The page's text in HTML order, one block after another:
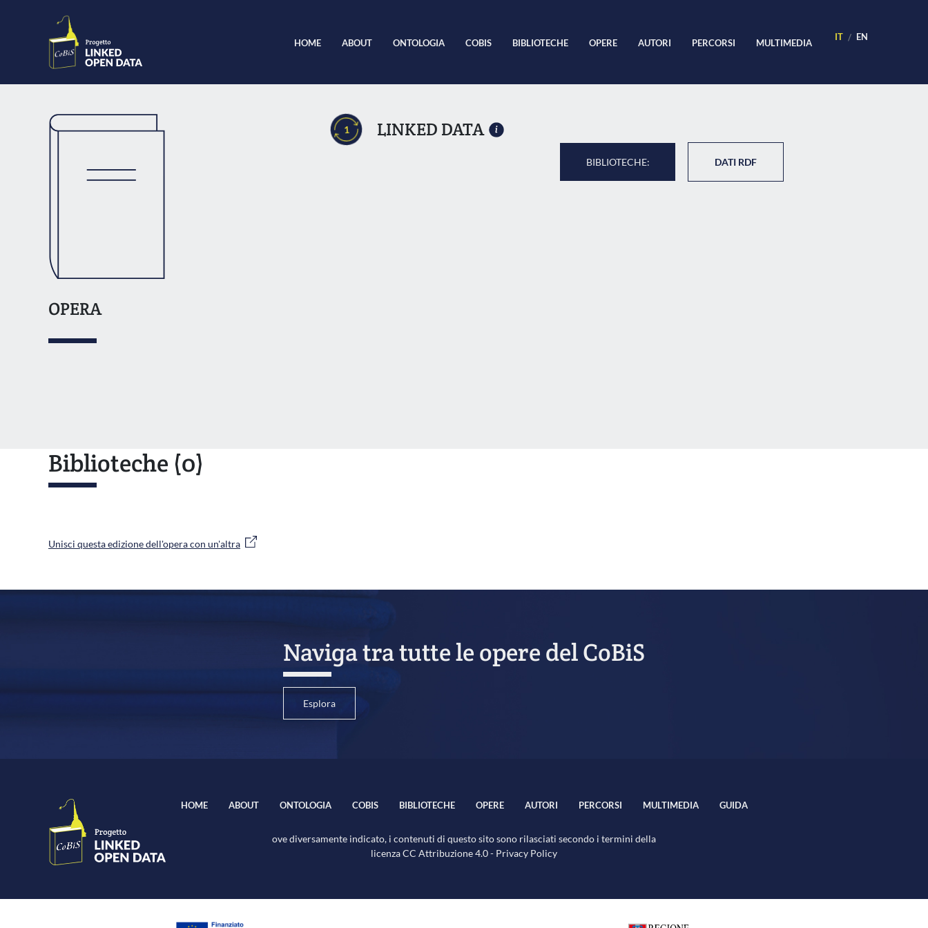
HOME ABOUT ONTOLOGIA COBIS BIBLIOTECHE OPERE AUTORI PERCORSI MULTIMEDIA IT EN
1 LINKED DATA
OPERA
BIBLIOTECHE: DATI RDF
Biblioteche (0)
Unisci questa edizione dell'opera con un'altra
Naviga tra tutte le opere del CoBiS
Esplora
HOME ABOUT ONTOLOGIA COBIS BIBLIOTECHE OPERE AUTORI PERCORSI MULTIMEDIA GUIDA
ove diversamente indicato, i contenuti di questo sito sono rilasciati secondo i termini della
licenzaCC Attribuzione 4.0- Privacy Policy